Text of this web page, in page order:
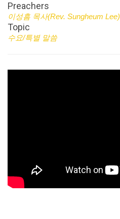
Preachers
이성흠 목사(Rev. Sungheum Lee)
Topic
수요/특별 말씀